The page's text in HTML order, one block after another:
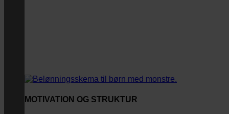
MOTIVATION OG STRUKTUR